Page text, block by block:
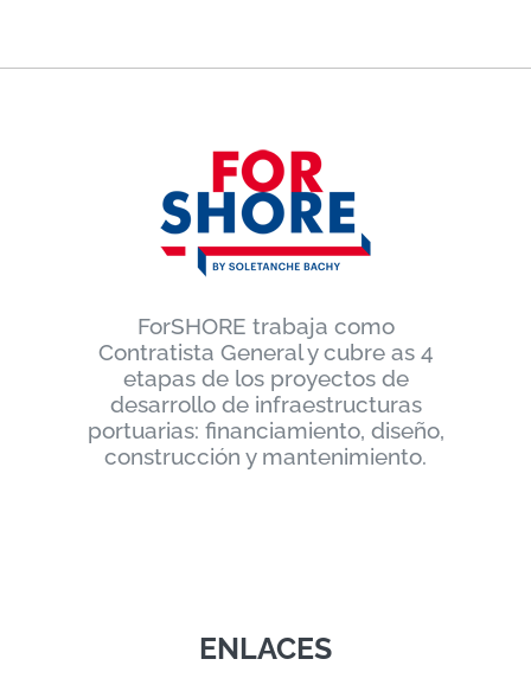
ForSHORE trabaja como
Contratista General y cubre as 4
etapas de los proyectos de
desarrollo de infraestructuras
portuarias: financiamiento, diseño,
construcción y mantenimiento.
ENLACES